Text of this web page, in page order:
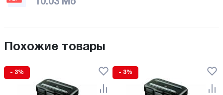
10.03 Мб
Похожие товары
- 3% - 3%